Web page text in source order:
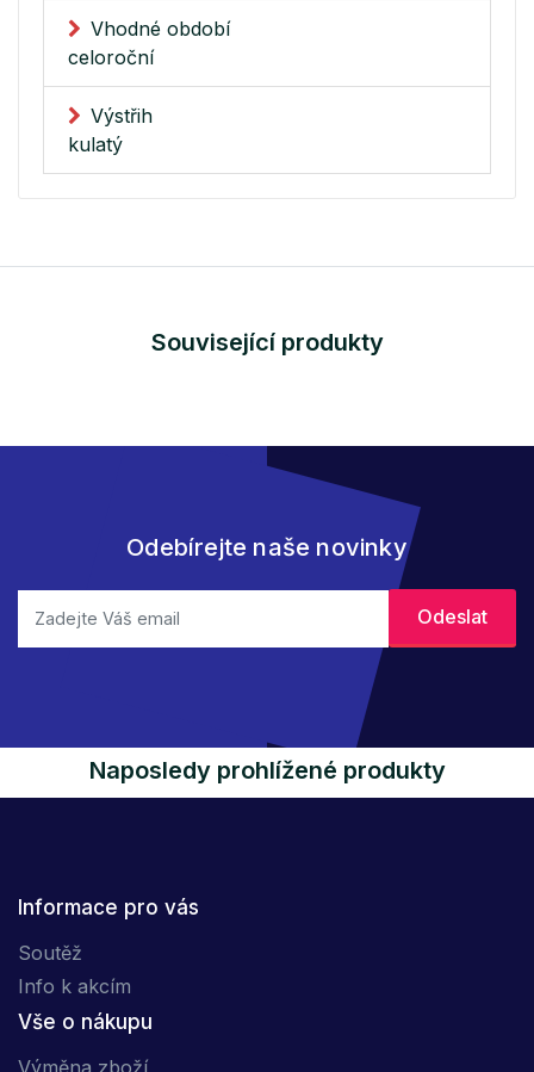
Vhodné období
celoroční
Výstřih
kulatý
Související produkty
Odebírejte naše novinky
Naposledy prohlížené produkty
Informace pro vás
Soutěž
Info k akcím
Vše o nákupu